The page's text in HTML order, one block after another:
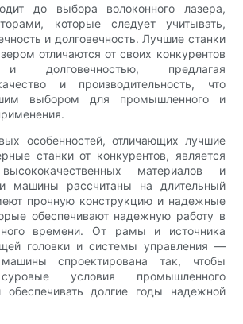
до выбора волоконного лазера,
которые следует учитывать,
и долговечность. Лучшие станки
отличаются от своих конкурентов
и долговечностью, предлагая
и производительность, что
выбором для промышленного и
особенностей, отличающих лучшие
станки от конкурентов, является
высококачественных материалов и
машины рассчитаны на длительный
прочную конструкцию и надежные
обеспечивают надежную работу в
времени. От рамы и источника
головки и системы управления —
спроектирована так, чтобы
условия промышленного
обеспечивать долгие годы надежной